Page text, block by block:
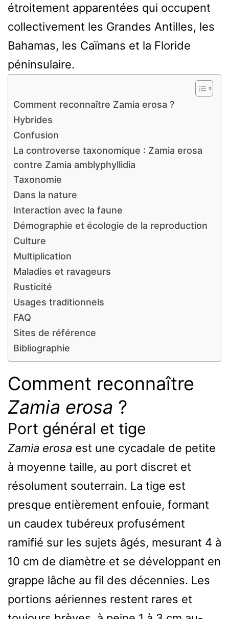
étroitement apparentées qui occupent
collectivement les Grandes Antilles, les
Bahamas, les Caïmans et la Floride
péninsulaire.
Comment reconnaître Zamia erosa ?
Hybrides
Confusion
La controverse taxonomique : Zamia erosa
contre Zamia amblyphyllidia
Taxonomie
Dans la nature
Interaction avec la faune
Démographie et écologie de la reproduction
Culture
Multiplication
Maladies et ravageurs
Rusticité
Usages traditionnels
FAQ
Sites de référence
Bibliographie
Comment reconnaître
Zamia erosa ?
Port général et tige
Zamia erosa est une cycadale de petite
à moyenne taille, au port discret et
résolument souterrain. La tige est
presque entièrement enfouie, formant
un caudex tubéreux profusément
ramifié sur les sujets âgés, mesurant 4 à
10 cm de diamètre et se développant en
grappe lâche au fil des décennies. Les
portions aériennes restent rares et